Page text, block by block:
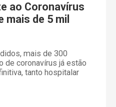
ao Coronavírus
mais de 5 mil
mais de 300
de coronavírus já estão
tanto hospitalar